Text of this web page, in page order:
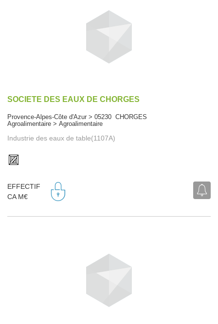
SOCIETE DES EAUX DE CHORGES
Provence-Alpes-Côte d'Azur > 05230 CHORGES
Agroalimentaire > Agroalimentaire
Industrie des eaux de table(1107A)
EFFECTIF
CA M€